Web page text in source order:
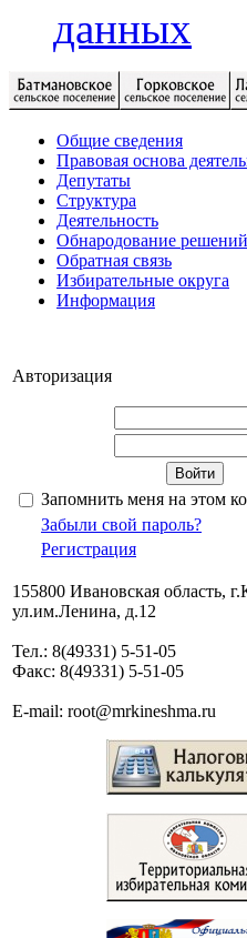
данных
Общие сведения
Правовая основа
Депутаты
Структура
Деятельность
Обнародование
Обратная связь
Избирательные округа
Информация
Авторизация
Запомнить меня на этом
Забыли свой пароль?
Регистрация
155800 Ивановская область,
ул.им.Ленина, д.12
Тел.: 8(49331) 5-51-05
Факс: 8(49331) 5-51-05
E-mail: root@mrkineshma.ru